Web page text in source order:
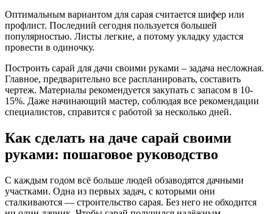
Оптимальным вариантом для сарая считается шифер или
профлист. Последний сегодня пользуется большей
популярностью. Листы легкие, а потому укладку удастся
провести в одиночку.
Построить сарай для дачи своими руками – задача несложная.
Главное, предварительно все распланировать, составить
чертеж. Материалы рекомендуется закупать с запасом в 10-
15%. Даже начинающий мастер, соблюдая все рекомендации
специалистов, справится с работой за несколько дней.
Как сделать на даче сарай своими
руками: пошаговое руководство
С каждым годом всё больше людей обзаводятся дачными
участками. Одна из первых задач, с которыми они
сталкиваются — строительство сарая. Без него не обходится